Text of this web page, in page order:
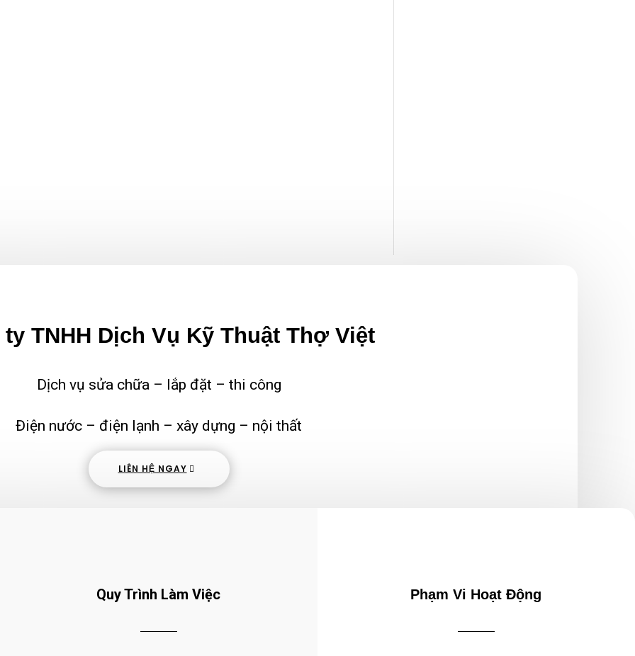
TNHH Dịch Vụ Kỹ Thuật Thợ Việt
Dịch vụ sửa chữa – lắp đặt – thi công
Điện nước – điện lạnh – xây dựng – nội thất
LIÊN HỆ NGAY
Quy Trình Làm Việc Phạm Vi Hoạt Động